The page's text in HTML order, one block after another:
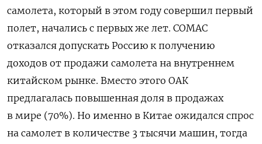
самолета, который в этом году совершил первый
полет, начались с первых же лет. COMAC
отказался допускать Россию к получению
доходов от продажи самолета на внутреннем
китайском рынке. Вместо этого ОАК
предлагалась повышенная доля в продажах
в мире (70%). Но именно в Китае ожидался спрос
на самолет в количестве 3 тысячи машин, тогда